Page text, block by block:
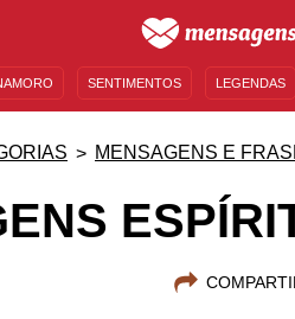
SENTIMENTOS LEGENDAS
MENSAGENS E